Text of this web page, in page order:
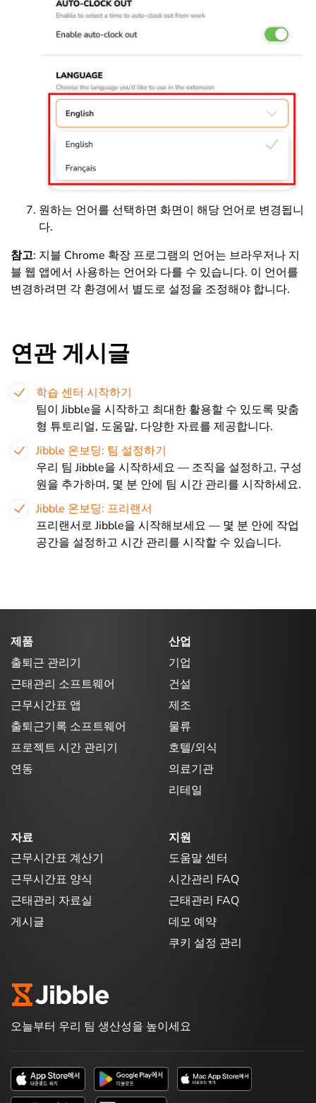
원하는 언어를 선택하면 화면이 해당 언어로 변경됩니
다.
참고: 지블 Chrome 확장 프로그램의 언어는 브라우저나 지
블 웹 앱에서 사용하는 언어와 다를 수 있습니다. 이 언어를
변경하려면 각 환경에서 별도로 설정을 조정해야 합니다.
연관 게시글
학습 센터 시작하기
팀이 Jibble을 시작하고 최대한 활용할 수 있도록 맞춤
형 튜토리얼, 도움말, 다양한 자료를 제공합니다.
Jibble 온보딩: 팀 설정하기
우리 팀 Jibble을 시작하세요 — 조직을 설정하고, 구성
원을 추가하며, 몇 분 안에 팀 시간 관리를 시작하세요.
Jibble 온보딩: 프리랜서
프리랜서로 Jibble을 시작해보세요 — 몇 분 안에 작업
공간을 설정하고 시간 관리를 시작할 수 있습니다.
제품
출퇴근 관리기
근태관리 소프트웨어
근무시간표 앱
출퇴근기록 소프트웨어
프로젝트 시간 관리기
연동
산업
기업
건설
제조
물류
호텔/외식
의료기관
리테일
자료
근무시간표 계산기
근무시간표 양식
근태관리 자료실
게시글
지원
도움말 센터
시간관리 FAQ
근태관리 FAQ
데모 예약
쿠키 설정 관리
오늘부터 우리 팀 생산성을 높이세요